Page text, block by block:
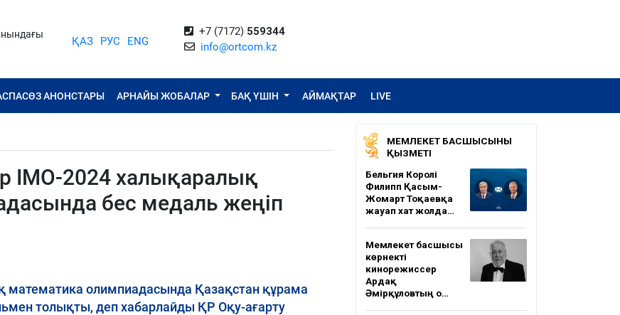
ҚАЗ РУС ENG
+7 (7172) 559344
info@ortcom.kz
АНОНСТАРЫ АРНАЙЫ ЖОБАЛАР БАҚ ҮШІН АЙМАҚТАР LIVE
IMO-2024 халықаралық
бес медаль жеңіп
математика олимпиадасында Қазақстан құрама
толықты, деп хабарлайды ҚР Оқу-ағарту
МЕМЛЕКЕТ БАСШЫСЫНЫҢ
ҚЫЗМЕТІ
Бельгия Королі
Филипп Қасым-
Жомарт Тоқаевқа
жауап хат жолда…
Мемлекет басшысы
көрнекті
кинорежиссер
Ардақ
Әмірқұловтың о…